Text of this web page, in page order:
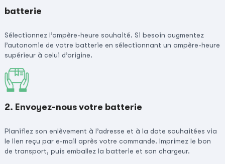
batterie
Sélectionnez l’ampère-heure souhaité. Si besoin augmentez
l’autonomie de votre batterie en sélectionnant un ampère-heure
supérieur à celui d’origine.
2. Envoyez-nous votre batterie
Planifiez son enlèvement à l’adresse et à la date souhaitées via
le lien reçu par e-mail après votre commande. Imprimez le bon
de transport, puis emballez la batterie et son chargeur.